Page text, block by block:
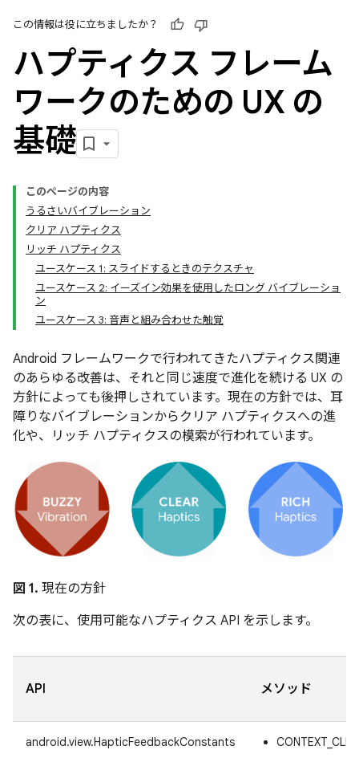
この情報は役に立ちましたか？
ハプティクス フレーム
ワークのための UX の
基礎
このページの内容
うるさいバイブレーション
クリア ハプティクス
リッチ ハプティクス
ユースケース 1: スライドするときのテクスチャ
ユースケース 2: イーズイン効果を使用したロング バイブレーショ
ン
ユースケース 3: 音声と組み合わせた触覚
Android フレームワークで行われてきたハプティクス関連
のあらゆる改善は、それと同じ速度で進化を続ける UX の
方針によっても後押しされています。現在の方針では、耳
障りなバイブレーションから クリア ハプティクスへの進
化や、リッチ ハプティクスの模索が行われています。
図 1. 現在の方針
次の表に、使用可能なハプティクス API を示します。
API メソッド
android.view.HapticFeedbackConstants